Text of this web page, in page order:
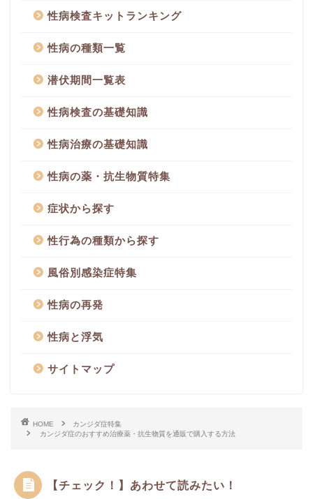
性病検査キットランキング
性病の種類一覧
潜伏期間一覧表
性病検査の基礎知識
性病治療の基礎知識
性病の薬・抗生物質特集
症状から探す
性行為の種類から探す
風俗別感染症特集
性病の再発
性病と浮気
サイトマップ
HOME
カンジダ症特集
カンジダ症のおすすめ治療薬・抗生物質を通販で購入する方法
【チェック！】あわせて読みたい！